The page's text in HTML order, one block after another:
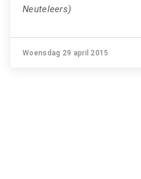
Neuteleers)
Woensdag 29 april 2015